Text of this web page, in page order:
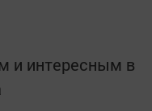
и интересным в